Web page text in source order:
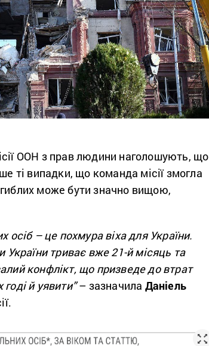
ООН з прав людини наголошують, що
ті випадки, що команда місії змогла
може бути значно вищою,
осіб – це похмура віха для України.
України триває вже 21-й місяць та
конфлікт, що призведе до втрат
й уявити”– зазначила Даніель